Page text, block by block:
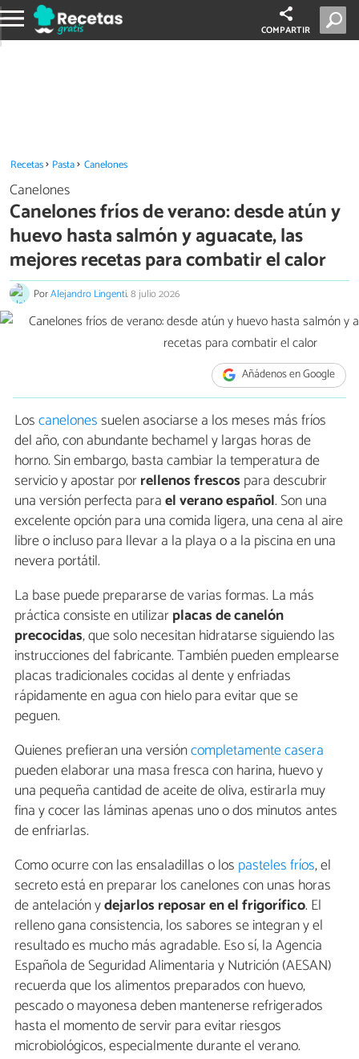
COMPARTIR
Recetas Pasta Canelones
Canelones
Canelones fríos de verano: desde atún y
huevo hasta salmón y aguacate, las
mejores recetas para combatir el calor
PorAlejandro Lingenti.8 julio 2026
Añádenos en Google
Loscanelonessuelen asociarse a los meses más fríos
del año, con abundante bechamel y largas horas de
horno. Sin embargo, basta cambiar la temperatura de
servicio y apostar porrellenos frescos para descubrir
una versión perfecta parael verano español. Son una
excelente opción para una comida ligera, una cena al aire
libre o incluso para llevar a la playa o a la piscina en una
nevera portátil.
La base puede prepararse de varias formas. La más
práctica consiste en utilizarplacas de canelón
precocidas, que solo necesitan hidratarse siguiendo las
instrucciones del fabricante. También pueden emplearse
placas tradicionales cocidas al dente y enfriadas
rápidamente en agua con hielo para evitar que se
peguen.
Quienes prefieran una versióncompletamente casera
pueden elaborar una masa fresca con harina, huevo y
una pequeña cantidad de aceite de oliva, estirarla muy
fina y cocer las láminas apenas uno o dos minutos antes
de enfriarlas.
Como ocurre con las ensaladillas o los pasteles fríos, el
secreto está en preparar los canelones con unas horas
de antelación ydejarlos reposar en el frigorífico. El
relleno gana consistencia, los sabores se integran y el
resultado es mucho más agradable. Eso sí, la Agencia
Española de Seguridad Alimentaria y Nutrición (AESAN)
recuerda que los alimentos preparados con huevo,
pescado o mayonesa deben mantenerse refrigerados
hasta el momento de servir para evitar riesgos
microbiológicos, especialmente durante el verano.